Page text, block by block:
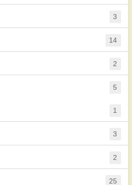
3
14
2
5
1
3
2
25